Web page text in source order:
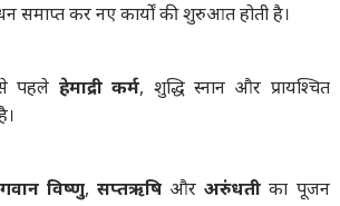
समाप्त कर नए कार्यों की शुरुआत होती है।
पहले हेमाद्री कर्म, शुद्धि स्नान और प्रायश्चित
विष्णु,सप्तऋषि औरअरुंधती का पूजन